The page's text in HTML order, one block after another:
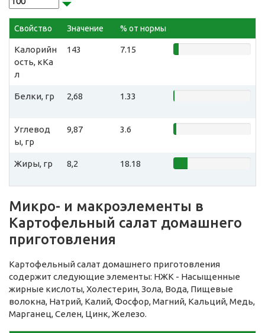
Свойство Значение % от нормы
Калорийн
ость, кКа
л
143 7.15
Белки, гр 2,68 1.33
Углевод
ы, гр
9,87 3.6
Жиры, гр 8,2 18.18
Микро- и макроэлементы в
Картофельный салат домашнего
приготовления
Картофельный салат домашнего приготовления
содержит следующие элементы: НЖК - Насыщенные
жирные кислоты, Холестерин, Зола, Вода, Пищевые
волокна, Натрий, Калий, Фосфор, Магний, Кальций, Медь,
Марганец, Селен, Цинк, Железо.